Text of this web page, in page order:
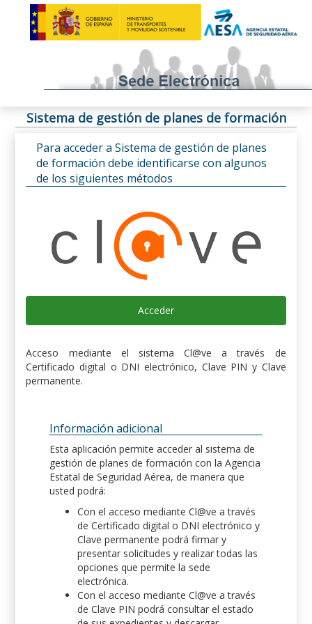
Sistema de gestión de planes de formación
Para acceder a Sistema de gestión de planes
de formación debe identificarse con algunos
de los siguientes métodos
Acceder
Acceso mediante el sistema Cl@ve a través de
Certificado digital o DNI electrónico, Clave PIN y Clave
permanente.
Información adicional
Esta aplicación permite acceder al sistema de
gestión de planes de formación con la Agencia
Estatal de Seguridad Aérea, de manera que
usted podrá:
Con el acceso mediante Cl@ve a través
de Certificado digital o DNI electrónico y
Clave permanente podrá firmar y
presentar solicitudes y realizar todas las
opciones que permite la sede
electrónica.
Con el acceso mediante Cl@ve a través
de Clave PIN podrá consultar el estado